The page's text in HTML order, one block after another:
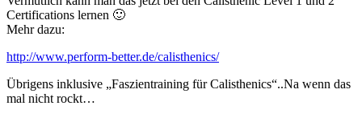
Certifications lernen 🙂
Mehr dazu:
http://www.perform-better.de/calisthenics/
Übrigens inklusive „Faszientraining für Calisthenics“..Na wenn das
mal nicht rockt…